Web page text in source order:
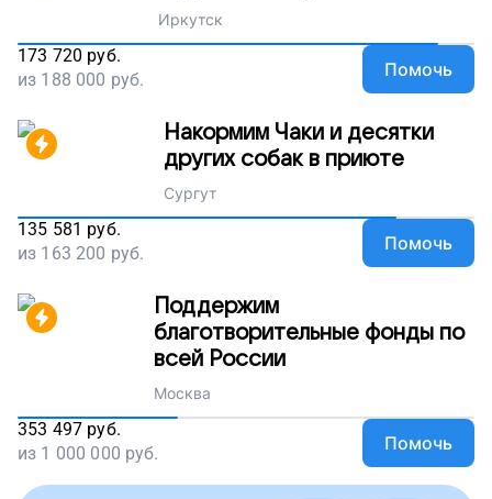
Иркутск
173 720 руб.
из 188 000 руб. Помочь
Накормим Чаки и десятки
других собак в приюте
Сургут
135 581 руб.
из 163 200 руб. Помочь
Поддержим
благотворительные фонды по
всей России
Москва
353 497 руб.
из 1 000 000 руб. Помочь